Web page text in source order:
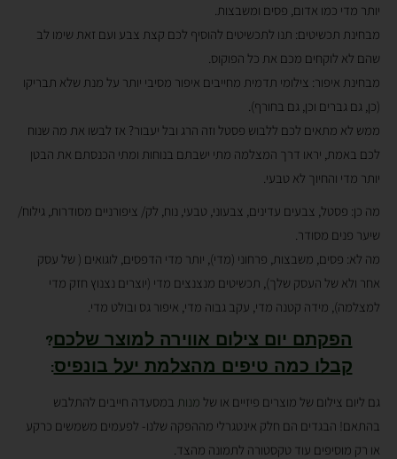
יותר מדי כמו אדום, פסים ומשבצות.
מבחינת תכשיטים: תנו לתכשיטים להוסיף לכם קצת צבע ועם זאת שימו לב
שהם לא לוקחים מכם את כל הפוקוס.
מבחינת איפור: צילומי תדמית מחייבים איפור מסיבי יותר על מנת שלא תבריקו
(כן, גם גברים וכן, גם בחורף).
ממש לא מתאים לכם ללבוש פסטל וזה הרג ובל יעבור? אז לבשו את מה שנוח
לכם באמת, יראו דרך המצלמה מתי ישבתם בנוחות ומתי הכנסתם את הבטן
יותר מדי והחיוך לא טבעי.
מה כן: פסטל, צבעים עדינים, צבעוני, טבעי, נוח, לק/ ציפורניים מסודרות, גילוח/
שיער פנים מסודר.
מה לא: פסים, משבצות, פרחוני (מדי), יותר מדי הדפסים, לוגואים ( של עסק
אחר ולא של העסק שלך), תכשיטים מנצנצים מדי (יוצרים נצנוץ חזק מדי
למצלמה), מידה קטנה מדי, עקב גבוה מדי, איפור גס ובולט מדי.
הפקתם יום צילום אווירה למוצר שלכם?
קבלו כמה טיפים מהצלמת יעל בונפיס:
גם ליום צילום של מוצרים פיזיים או של מנות במסעדה חייבים להתלבש
בהתאם! הבגדים הם חלק אינטגרלי מההפקה שלנו- לפעמים משמשים כרקע
או רק מוסיפים עוד טקסטורה לתמונה מהצד.